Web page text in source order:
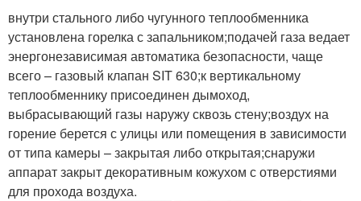
внутри стального либо чугунного теплообменника
установлена горелка с запальником;подачей газа ведает
энергонезависимая автоматика безопасности, чаще
всего – газовый клапан SIT 630;к вертикальному
теплообменнику присоединен дымоход,
выбрасывающий газы наружу сквозь стену;воздух на
горение берется с улицы или помещения в зависимости
от типа камеры – закрытая либо открытая;снаружи
аппарат закрыт декоративным кожухом с отверстиями
для прохода воздуха.